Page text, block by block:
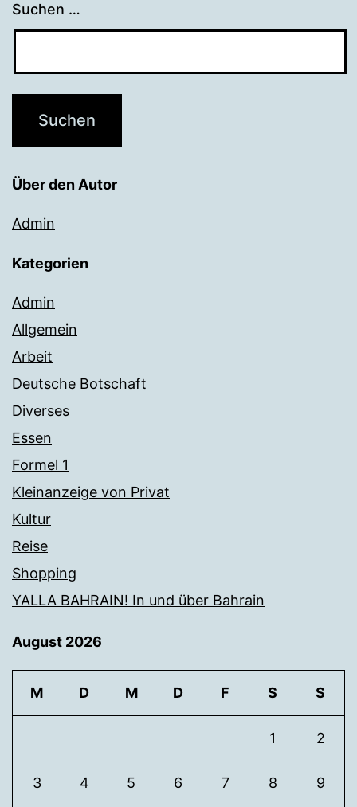
Suchen …
Über den Autor
Admin
Kategorien
Admin
Allgemein
Arbeit
Deutsche Botschaft
Diverses
Essen
Formel 1
Kleinanzeige von Privat
Kultur
Reise
Shopping
YALLA BAHRAIN! In und über Bahrain
August 2026
M D M D F S S
1 2
3 4 5 6 7 8 9